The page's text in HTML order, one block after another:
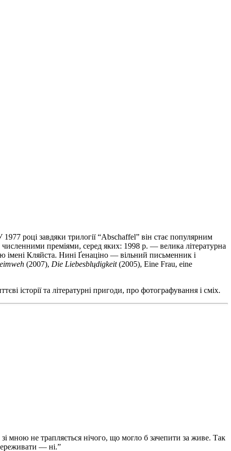
році завдяки трилогії “Abschaffel” він стає популярним
численними преміями, серед яких: 1998 р. — велика літературна
імені Кляйста. Нині Ґенаціно — вільний письменник і
(2007), Die Liebesblцdigkeit (2005), Eine Frau, eine
історії та літературні пригоди, про фотографування і сміх.
мною не трапляється нічого, що могло б зачепити за живе. Так
— ні.”